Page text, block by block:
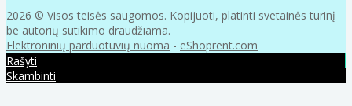
2026 © Visos teisės saugomos. Kopijuoti, platinti svetainės turinį
be autorių sutikimo draudžiama.
Elektroninių parduotuvių nuoma - eShoprent.com
Rašyti
Skambinti